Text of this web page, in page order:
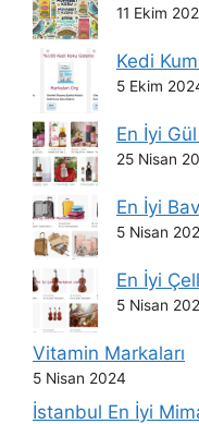
11 Ekim
Kedi
5 Ekim
En İyi
25 Nisan
En İyi
5 Nisan
En İyi
5 Nisan
Vitamin Markaları
5 Nisan 2024
İstanbul En İyi